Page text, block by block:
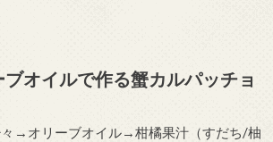
オイルで作る蟹カルパッチョ
→オリーブオイル→柑橘果汁（すだち/柚